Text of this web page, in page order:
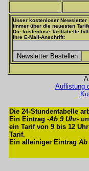
Unser kostenloser Newsletter
immer über die neuesten
Die kostenlose Tariftabelle
Ihre E-Mail-Anschrift:
Auflistung
Die 24-Stundentabelle
Ein Eintrag -Ab 9 Uhr-
ein Tarif von 9 bis 12
Tarif.
Ein alleiniger Eintrag Ab